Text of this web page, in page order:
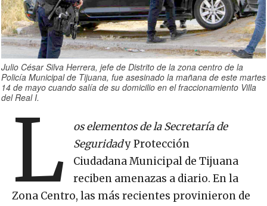
Julio César Silva Herrera, jefe de Distrito de la zona centro de la
Policía Municipal de Tijuana, fue asesinado la mañana de este martes
14 de mayo cuando salía de su domicilio en el fraccionamiento Villa
del Real I.
L
os elementos de la Secretaría de
Seguridady Protección
Ciudadana Municipal de Tijuana
reciben amenazas a diario. En la
Zona Centro, las más recientes provinieron de